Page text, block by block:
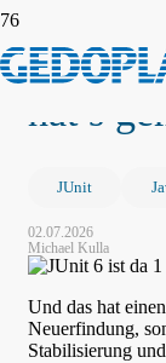
JUnit 6
hat’s
JUnit
02.07.2026
Michael Kulla
Und das hat
Neuerfindung,
Stabilisierung